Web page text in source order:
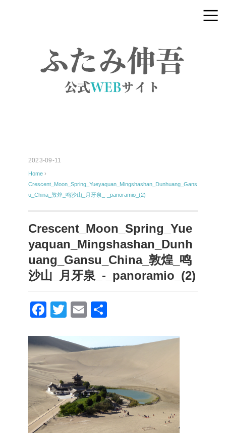
2023-09-11
Home ›
Crescent_Moon_Spring_Yueyaquan_Mingshashan_Dunhuang_Gans
u_China_敦煌_鸣沙山_月牙泉_-_panoramio_(2)
Crescent_Moon_Spring_Yue
yaquan_Mingshashan_Dunh
uang_Gansu_China_敦煌_鸣
沙山_月牙泉_-_panoramio_(2)
F
c
e
b
o
o
k
T
tt
er
E
ail